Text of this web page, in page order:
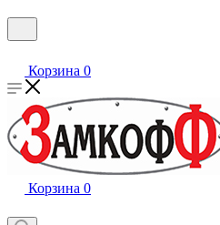
Корзина 0
Корзина 0